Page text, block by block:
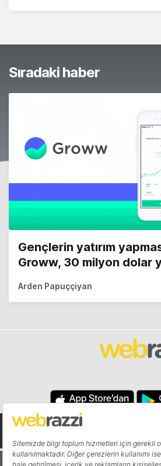
Sıradaki haber
Gençlerin yatırım
Groww, 30 milyon dolar
Arden Papuççiyan